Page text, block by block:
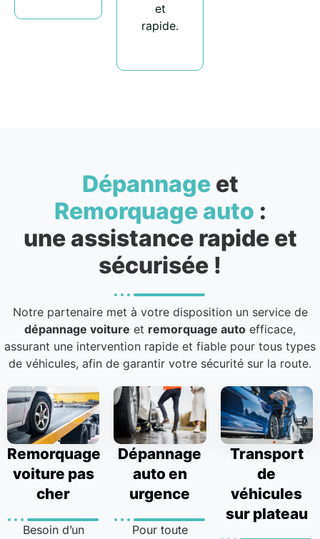
et
rapide.
Dépannageet
Remorquage auto :
une assistance rapide et
sécurisée !
Notre partenaire met à votre disposition un service de
dépannage voiture et remorquage auto efficace,
assurant une intervention rapide et fiable pour tous types
de véhicules, afin de garantir votre sécurité sur la route.
Remorquage
voiture pas
cher
Besoin d’un
Dépannage
auto en
urgence
Pour toute
Transport
de
véhicules
sur plateau